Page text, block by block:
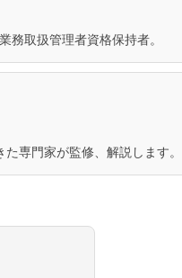
務取扱管理者資格保持者。
専門家が監修、解説します。